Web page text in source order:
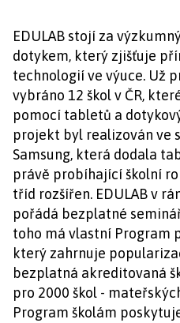
EDULAB stojí za
dotykem, který zjišťuje
technologií ve výuce. Už
vybráno 12 škol v ČR,
pomocí tabletů a
projekt byl realizován ve
Samsung, která dodala
právě probíhající školní
tříd rozšířen. EDULAB v
pořádá bezplatné
toho má vlastní Program
který zahrnuje
bezplatná akreditovaná
pro 2000 škol -
Program školám